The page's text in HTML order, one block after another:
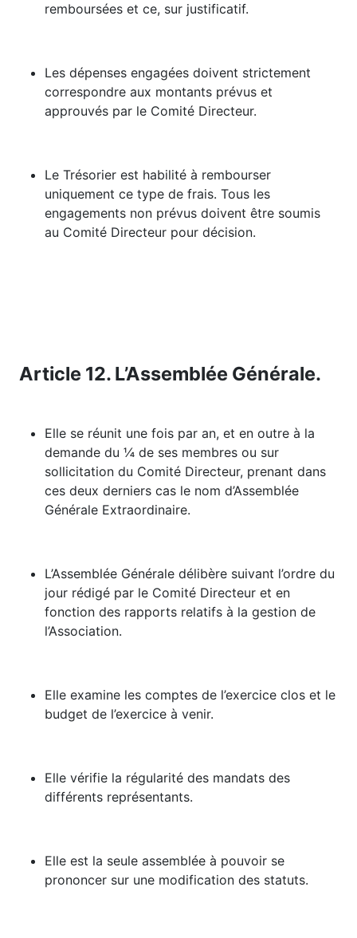
remboursées et ce, sur justificatif.
Les dépenses engagées doivent strictement
correspondre aux montants prévus et
approuvés par le Comité Directeur.
Le Trésorier est habilité à rembourser
uniquement ce type de frais. Tous les
engagements non prévus doivent être soumis
au Comité Directeur pour décision.
Article 12. L’Assemblée Générale.
Elle se réunit une fois par an, et en outre à la
demande du ¼ de ses membres ou sur
sollicitation du Comité Directeur, prenant dans
ces deux derniers cas le nom d’Assemblée
Générale Extraordinaire.
L’Assemblée Générale délibère suivant l’ordre du
jour rédigé par le Comité Directeur et en
fonction des rapports relatifs à la gestion de
l’Association.
Elle examine les comptes de l’exercice clos et le
budget de l’exercice à venir.
Elle vérifie la régularité des mandats des
différents représentants.
Elle est la seule assemblée à pouvoir se
prononcer sur une modification des statuts.